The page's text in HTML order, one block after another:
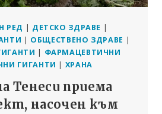
РЕД | ДЕТСКО ЗДРАВЕ |
| ОБЩЕСТВЕНО ЗДРАВЕ |
| ФАРМАЦЕВТИЧНИ
ГИГАНТИ | ХРАНА
Тенеси приема
насочен към